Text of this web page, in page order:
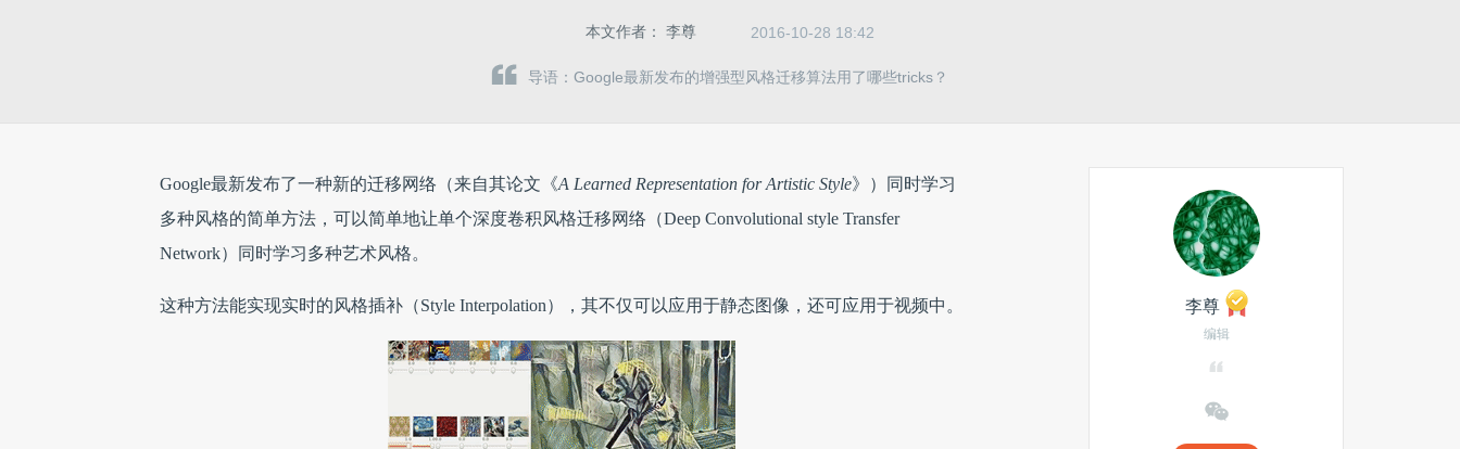
本文作者： 李尊 2016-10-28 18:42
导语：Google最新发布的增强型风格迁移算法用了哪些tricks？
Google最新发布了一种新的迁移网络（来自其论文《A Learned Representation for Artistic Style》）同时学习
多种风格的简单方法，可以简单地让单个深度卷积风格迁移网络（Deep Convolutional style Transfer
Network）同时学习多种艺术风格。
这种方法能实现实时的风格插补（Style Interpolation），其不仅可以应用于静态图像，还可应用于视频中。 李尊
编辑